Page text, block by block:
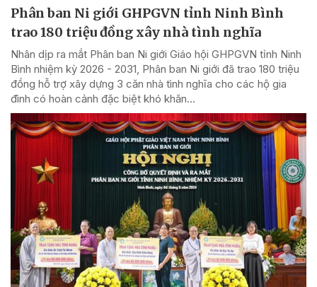
Phân ban Ni giới GHPGVN tỉnh Ninh Bình
trao 180 triệu đồng xây nhà tình nghĩa
Nhân dịp ra mắt Phân ban Ni giới Giáo hội GHPGVN tỉnh Ninh
Bình nhiệm kỳ 2026 - 2031, Phân ban Ni giới đã trao 180 triệu
đồng hỗ trợ xây dựng 3 căn nhà tình nghĩa cho các hộ gia
đình có hoàn cảnh đặc biệt khó khăn...